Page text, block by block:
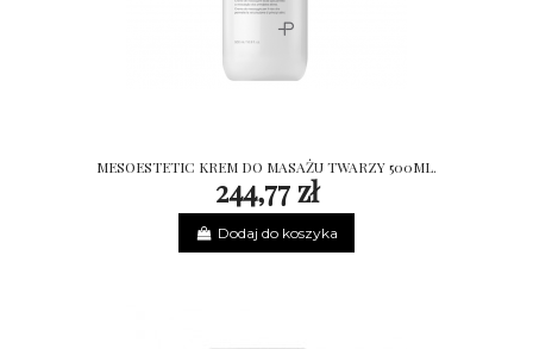
MESOESTETIC KREM DO MASAŻU TWARZY 500ML.
244,77 zł
Dodaj do koszyka